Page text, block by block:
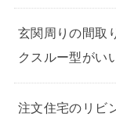
玄関周りの間取
クスルー型がい
注文住宅のリビ